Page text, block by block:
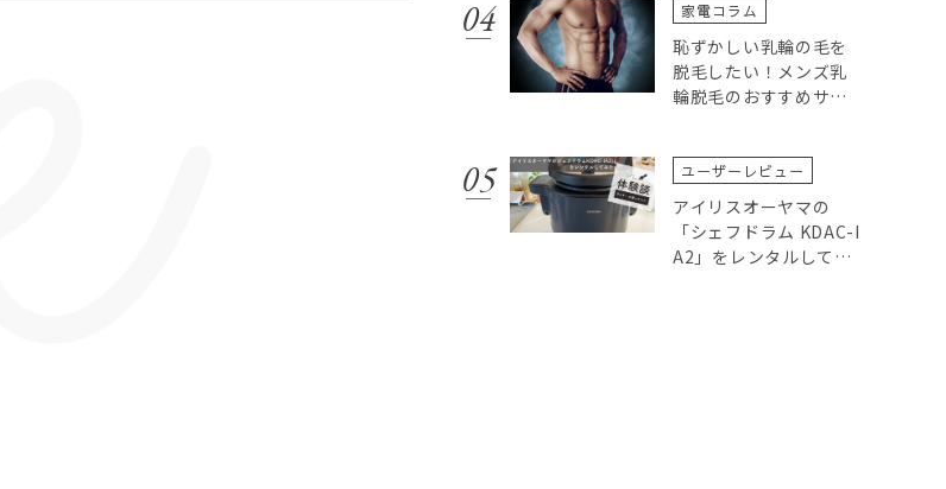
家電コラム
恥ずかしい乳輪の毛を
脱毛したい！メンズ乳
輪脱毛のおすすめサロ
ユーザーレビュー
アイリスオーヤマの
「シェフドラム KDAC-I
A2」をレンタルしてみ